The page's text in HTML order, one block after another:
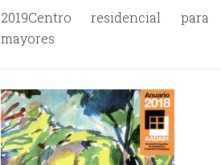
2019Centro residencial para
mayores